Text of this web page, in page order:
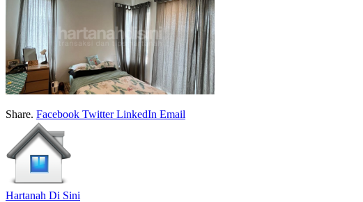
Share. Facebook Twitter LinkedIn Email
Hartanah Di Sini